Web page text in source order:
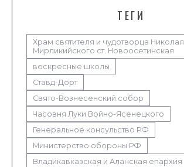
ТЕГИ
Храм святителя и чудотворца Николая
Мирликийского ст. Новоосетинская
воскресные школы
Ставд-Дорт
Свято-Вознесенский собор
Часовня Луки Войно-Ясенецкого
Генеральное консульство РФ
Министерство обороны РФ
Владикавказская и Аланская епархия